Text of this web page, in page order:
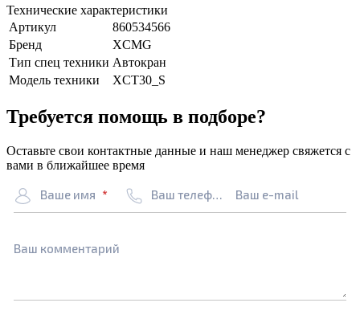
Технические характеристики
Артикул
860534566
Бренд
XCMG
Тип спец техники Автокран
Модель техники
XCT30_S
Требуется помощь в подборе?
Оставьте свои контактные данные и наш менеджер свяжется с
вами в ближайшее время
Ваше имя Ваш телефон Ваш e-mail
Ваш комментарий